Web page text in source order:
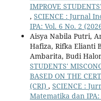
IMPROVE
, SCIENCE : Jurnal
IPA: Vol. 6 No. 2
Aisya Nabila Putri,
Hafiza, Rifka Elianti
Ambarita, Budi
STUDENTS'
BASED ON THE
(CRI) , SCIENCE :
Matematika dan IPA: